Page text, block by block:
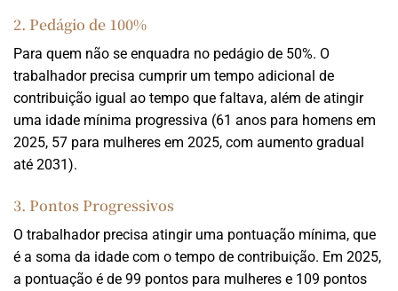
2. Pedágio de 100%
Para quem não se enquadra no pedágio de 50%. O
trabalhador precisa cumprir um tempo adicional de
contribuição igual ao tempo que faltava, além de atingir
uma idade mínima progressiva (61 anos para homens em
2025, 57 para mulheres em 2025, com aumento gradual
até 2031).
3. Pontos Progressivos
O trabalhador precisa atingir uma pontuação mínima, que
é a soma da idade com o tempo de contribuição. Em 2025,
a pontuação é de 99 pontos para mulheres e 109 pontos